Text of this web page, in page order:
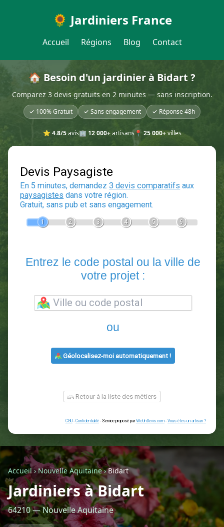
🌻 Jardiniers France
Accueil Régions Blog Contact
🏠 Besoin d'un jardinier à Bidart ?
Comparez 3 devis gratuits en 2 minutes — sans inscription.
✓ 100% Gratuit ✓ Sans engagement ✓ Réponse 48h
⭐ 4.8/5avis🏢 12 000+artisans📍 25 000+villes
Devis Paysagiste
En 5 minutes, demandez3 devis comparatifs
votre projet :
ou
Géolocalisez-moi automatiquement !
Retour à la liste des métiers
CGU-Confidentialité- Service proposé par ViteUnDevis.com-Vous
Accueil›Nouvelle Aquitaine›Bidart
Jardiniers à Bidart
64210 — Nouvelle Aquitaine